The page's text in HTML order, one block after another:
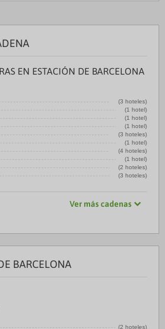
EN ESTACIÓN DE BARCELONA
(3 hoteles)
(1 hotel)
(1 hotel)
(1 hotel)
(3 hoteles)
(1 hotel)
(4 hoteles)
(1 hotel)
(2 hoteles)
(3 hoteles)
Ver más cadenas
BARCELONA
(2 hoteles)